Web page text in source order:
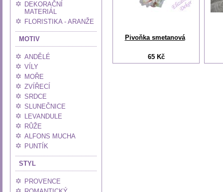
DEKORAČNÍ
MATERIÁL
FLORISTIKA - ARANŽE
MOTIV
ANDĚLÉ
VÍLY
MOŘE
ZVÍŘECÍ
SRDCE
SLUNEČNICE
LEVANDULE
RŮŽE
ALFONS MUCHA
PUNTÍK
STYL
PROVENCE
Pivoňka smetanová
65 Kč